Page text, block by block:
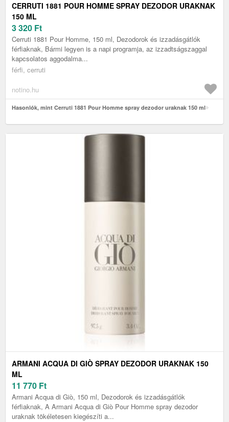
CERRUTI 1881 POUR HOMME SPRAY DEZODOR URAKNAK
150 ML
3 320 Ft
Cerruti 1881 Pour Homme, 150 ml, Dezodorok és izzadásgátlók
férfiaknak, Bármi legyen is a napi programja, az izzadtságszaggal
kapcsolatos aggodalma...
férfi, cerruti
notino.hu
Hasonlók, mint Cerruti 1881 Pour Homme spray dezodor uraknak 150 ml
ARMANI ACQUA DI GIÒ SPRAY DEZODOR URAKNAK 150
ML
11 770 Ft
Armani Acqua di Giò, 150 ml, Dezodorok és izzadásgátlók
férfiaknak, A Armani Acqua di Giò Pour Homme spray dezodor
uraknak tökéletesen kiegészíti a...